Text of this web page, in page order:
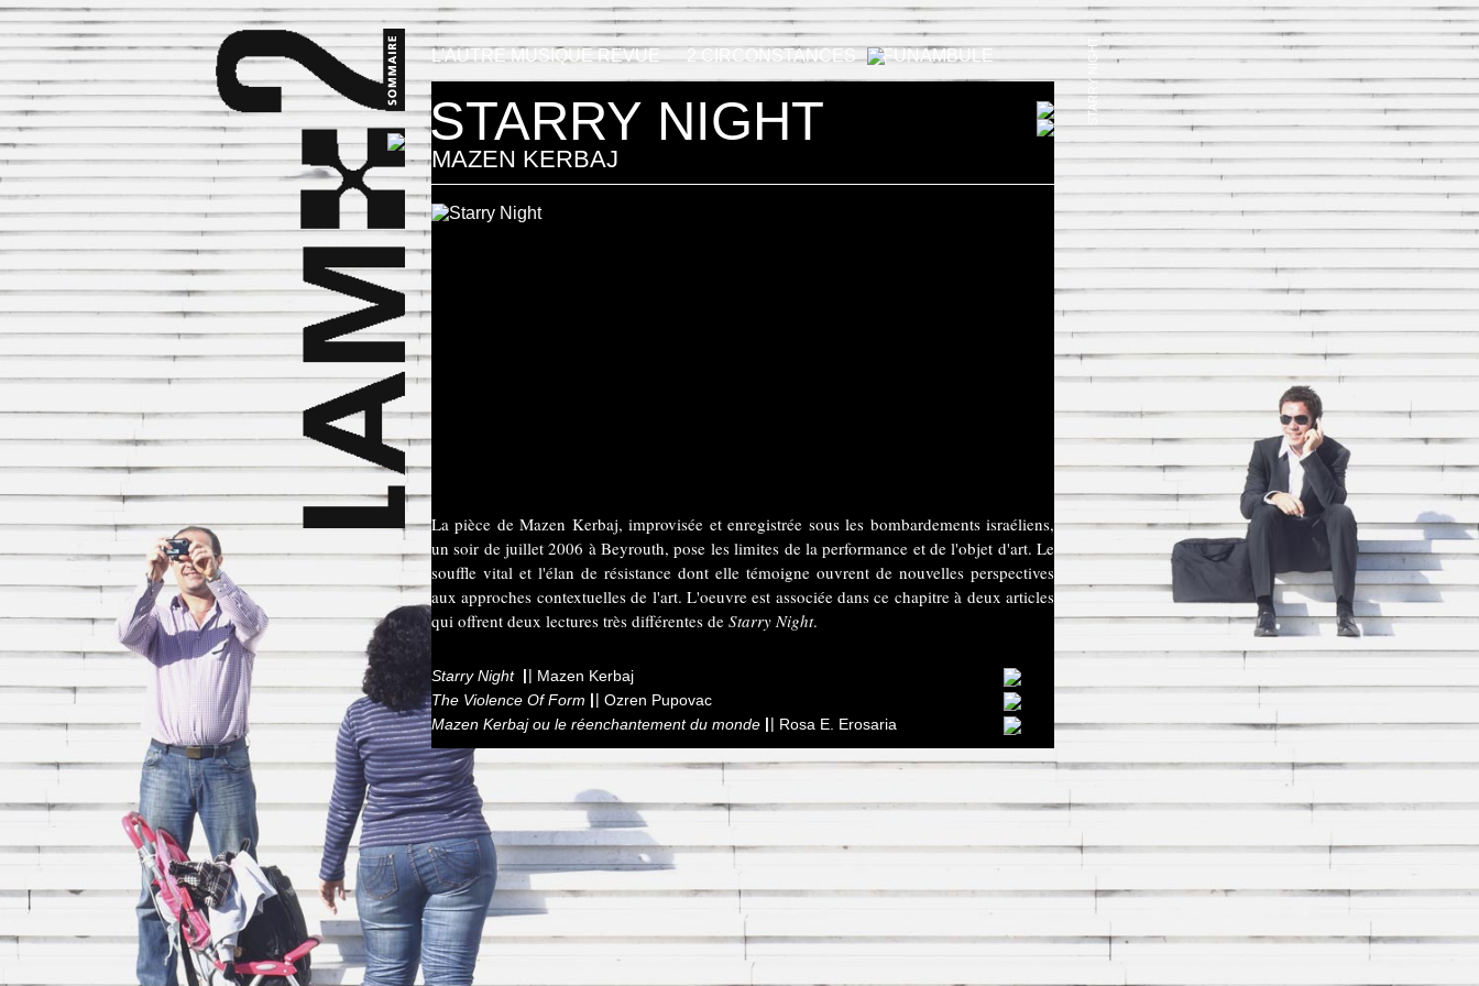
L'AUTRE MUSIQUE REVUE 2 CIRCONSTANCES FUNAMBULE
STARRY NIGHT
MAZEN KERBAJ
La pièce de Mazen Kerbaj, improvisée et enregistrée sous les bombardements israéliens,
un soir de juillet 2006 à Beyrouth, pose les limites de la performance et de l'objet d'art. Le
souffle vital et l'élan de résistance dont elle témoigne ouvrent de nouvelles perspectives
aux approches contextuelles de l'art. L'oeuvre est associée dans ce chapitre à deux articles
qui offrent deux lectures très différentes de Starry Night.
Starry Night || Mazen Kerbaj
The Violence Of Form || Ozren Pupovac
Mazen Kerbaj ou le réenchantement du monde || Rosa E. Erosaria
STARRY NIGHT